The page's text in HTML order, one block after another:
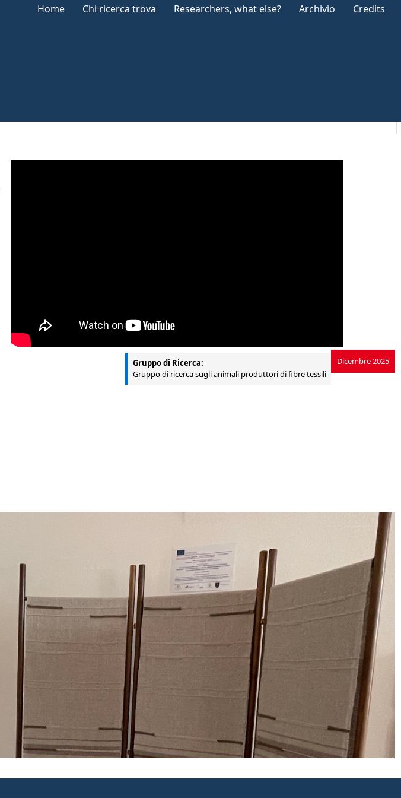
Home Chi ricerca trova Researchers, what else? Archivio Credits
Dicembre 2025
Gruppo di Ricerca:
Gruppo di ricerca sugli animali produttori di fibre tessili